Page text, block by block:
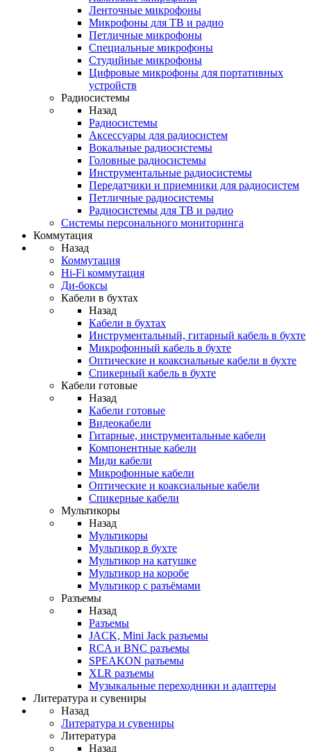
Ленточные микрофоны
Микрофоны для ТВ и радио
Петличные микрофоны
Специальные микрофоны
Студийные микрофоны
Цифровые микрофоны для портативных
устройств
Радиосистемы
Назад
Радиосистемы
Аксессуары для радиосистем
Вокальные радиосистемы
Головные радиосистемы
Инструментальные радиосистемы
Передатчики и приемники для радиосистем
Петличные радиосистемы
Радиосистемы для ТВ и радио
Системы персонального мониторинга
Коммутация
Назад
Коммутация
Hi-Fi коммутация
Ди-боксы
Кабели в бухтах
Назад
Кабели в бухтах
Инструментальный, гитарный кабель в бухте
Микрофонный кабель в бухте
Оптические и коаксиальные кабели в бухте
Спикерный кабель в бухте
Кабели готовые
Назад
Кабели готовые
Видеокабели
Гитарные, инструментальные кабели
Компонентные кабели
Миди кабели
Микрофонные кабели
Оптические и коаксиальные кабели
Спикерные кабели
Мультикоры
Назад
Мультикоры
Мультикор в бухте
Мультикор на катушке
Мультикор на коробе
Мультикор с разъёмами
Разъемы
Назад
Разъемы
JACK, Mini Jack разъемы
RCA и BNC разъемы
SPEAKON разъемы
XLR разъемы
Музыкальные переходники и адаптеры
Литература и сувениры
Назад
Литература и сувениры
Литература
Назад